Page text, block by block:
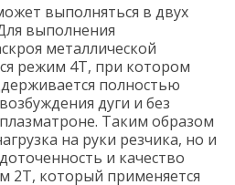
выполняться в двух
выполнения
металлической
режим 4Т, при котором
полностью
дуги и без
Таким образом
на руки резчика, но и
и качество
2Т, который применяется